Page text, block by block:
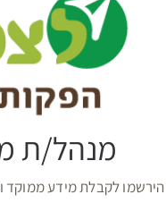
מנהל/ת
הירשמו לקבלת מידע ממוקד